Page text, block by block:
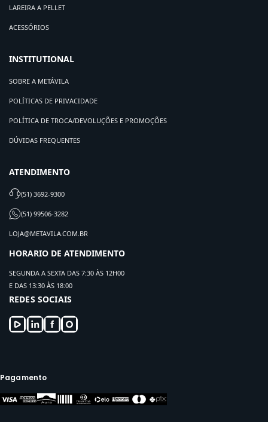
LAREIRA A PELLET
ACESSÓRIOS
INSTITUTIONAL
SOBRE A METÁVILA
POLÍTICAS DE PRIVACIDADE
POLÍTICA DE TROCA/DEVOLUÇÕES E PROMOÇÕES
DÚVIDAS FREQUENTES
ATENDIMENTO
(51) 3692-9300
(51) 99506-3282
LOJA@METAVILA.COM.BR
HORARIO DE ATENDIMENTO
SEGUNDA A SEXTA DAS 7:30 ÀS 12H00
E DAS 13:30 ÀS 18:00
REDES SOCIAIS
Pagamento